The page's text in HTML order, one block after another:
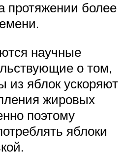
протяжении более
научные
о том,
из яблок ускоряют
жировых
поэтому
яблоки